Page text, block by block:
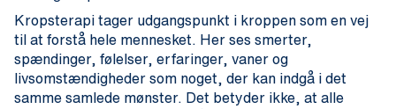
Kropsterapi tager udgangspunkt i kroppen som en vej
til at forstå hele mennesket. Her ses smerter,
spændinger, følelser, erfaringer, vaner og
livsomstændigheder som noget, der kan indgå i det
samme samlede mønster. Det betyder ikke, at alle